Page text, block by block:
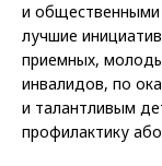
и общественными
лучшие
приемных,
инвалидов, по
и талантливым
профилактику